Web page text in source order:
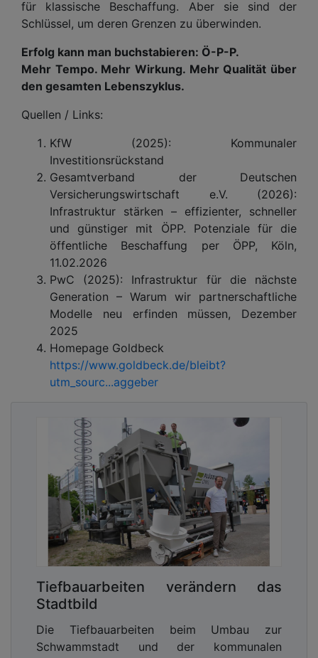
für klassische Beschaffung. Aber sie sind der
Schlüssel, um deren Grenzen zu überwinden.
Erfolg kann man buchstabieren: Ö-P-P.
Mehr Tempo. Mehr Wirkung. Mehr Qualität über
den gesamten Lebenszyklus.
Quellen / Links:
KfW (2025): Kommunaler
Investitionsrückstand
Gesamtverband der Deutschen
Versicherungswirtschaft e.V. (2026):
Infrastruktur stärken – effizienter, schneller
und günstiger mit ÖPP. Potenziale für die
öffentliche Beschaffung per ÖPP, Köln,
11.02.2026
PwC (2025): Infrastruktur für die nächste
Generation – Warum wir partnerschaftliche
Modelle neu erfinden müssen, Dezember
2025
Homepage Goldbeck
https://www.goldbeck.de/bleibt?
utm_sourc...aggeber
Tiefbauarbeiten verändern das
Stadtbild
Die Tiefbauarbeiten beim Umbau zur
Schwammstadt und der kommunalen